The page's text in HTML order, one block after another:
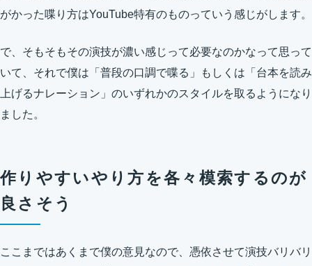
がかった喋り方はYouTube特有のものっていう感じがします。
で、そもそもその演技が濃い感じって必要なのかなって思って
いて、それで僕は「普段の口調で喋る」もしくは「台本を読み
上げるナレーション」のいずれかのスタイルを取るようになり
ました。
作りやすいやり方を各々模索するのが
良さそう
ここまではあくまで僕の意見なので、憑依させて演技バリバリ